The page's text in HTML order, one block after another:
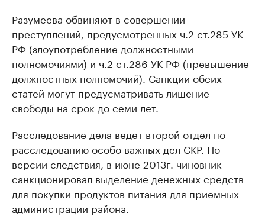
Разумеева обвиняют в совершении
преступлений, предусмотренных ч.2 ст.285 УК
РФ (злоупотребление должностными
полномочиями) и ч.2 ст.286 УК РФ (превышение
должностных полномочий). Санкции обеих
статей могут предусматривать лишение
свободы на срок до семи лет.
Расследование дела ведет второй отдел по
расследованию особо важных дел СКР. По
версии следствия, в июне 2013г. чиновник
санкционировал выделение денежных средств
для покупки продуктов питания для приемных
администрации района.